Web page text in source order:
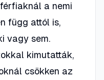
a nemi
függ attól is,
vagy sem.
kimutatták,
csökken az